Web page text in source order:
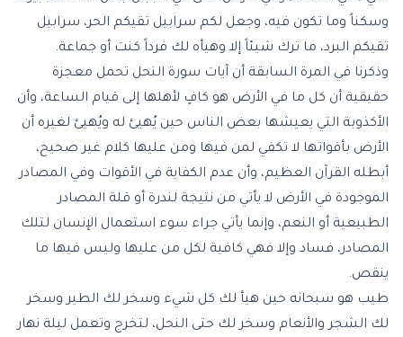
وسكناً وما تكون فيه، وجعل لكم سرابيل تقيكم الحر، سرابيل
تقيكم البرد، ما ترك شيئاً إلا وهيأه لك فرداً كنت أو جماعة.
وذكرنا في المرة السابقة أن آيات سورة النحل تحمل معجزة
حقيقية أن كل ما في الأرض هو كافٍ لأهلها إلى قيام الساعة، وأن
الأكذوبة التي يعيشها بعض الناس حين يُهيئ له ويُهيئ لغيره أن
الأرض بأقواتها لا تكفي لمن فيها ومن عليها كلام غير صحيح،
أبطله القرآن العظيم، وأن عدم الكفاية في الأقوات وفي المصادر
الموجودة في الأرض لا يأتي من نتيجة لندرة أو قلة المصادر
الطبيعية أو النعم، وإنما يأتي جراء سوء استعمال الإنسان لتلك
المصادر، فساد وإلا فهي كافية لكل من عليها وليس فيها ما
ينقص.
طيب هو سبحانه حين هيأ لك كل شيء وسخر لك الطير وسخر
لك الشجر والأنعام وسخر لك حتى النحل، لتخرج وتعمل ليلة نهار